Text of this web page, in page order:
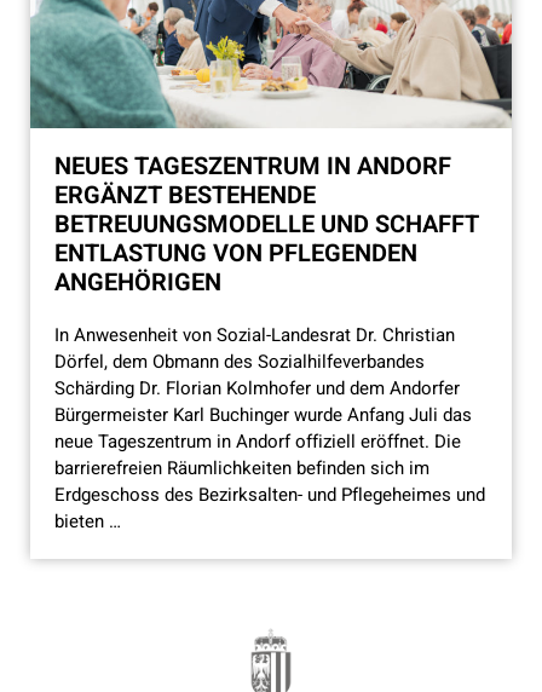
NEUES TAGESZENTRUM IN ANDORF
ERGÄNZT BESTEHENDE
BETREUUNGSMODELLE UND SCHAFFT
ENTLASTUNG VON PFLEGENDEN
ANGEHÖRIGEN
In Anwesenheit von Sozial-Landesrat Dr. Christian
Dörfel, dem Obmann des Sozialhilfeverbandes
Schärding Dr. Florian Kolmhofer und dem Andorfer
Bürgermeister Karl Buchinger wurde Anfang Juli das
neue Tageszentrum in Andorf offiziell eröffnet. Die
barrierefreien Räumlichkeiten befinden sich im
Erdgeschoss des Bezirksalten- und Pflegeheimes und
bieten …